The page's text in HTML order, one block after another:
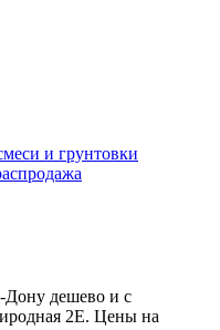
и грунтовки
Дону дешево и с
2Е. Цены на